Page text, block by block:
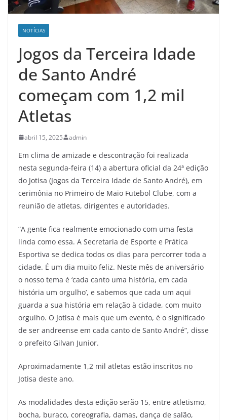
NOTÍCIAS
Jogos da Terceira Idade
de Santo André
começam com 1,2 mil
Atletas
abril 15, 2025 admin
Em clima de amizade e descontração foi realizada
nesta segunda-feira (14) a abertura oficial da 24ª edição
do Jotisa (Jogos da Terceira Idade de Santo André), em
cerimônia no Primeiro de Maio Futebol Clube, com a
reunião de atletas, dirigentes e autoridades.
“A gente fica realmente emocionado com uma festa
linda como essa. A Secretaria de Esporte e Prática
Esportiva se dedica todos os dias para percorrer toda a
cidade. É um dia muito feliz. Neste mês de aniversário
o nosso tema é ‘cada canto uma história, em cada
história um orgulho’, e sabemos que cada um aqui
guarda a sua história em relação à cidade, com muito
orgulho. O Jotisa é mais que um evento, é o significado
de ser andreense em cada canto de Santo André”, disse
o prefeito Gilvan Junior.
Aproximadamente 1,2 mil atletas estão inscritos no
Jotisa deste ano.
As modalidades desta edição serão 15, entre atletismo,
bocha, buraco, coreografia, damas, dança de salão,